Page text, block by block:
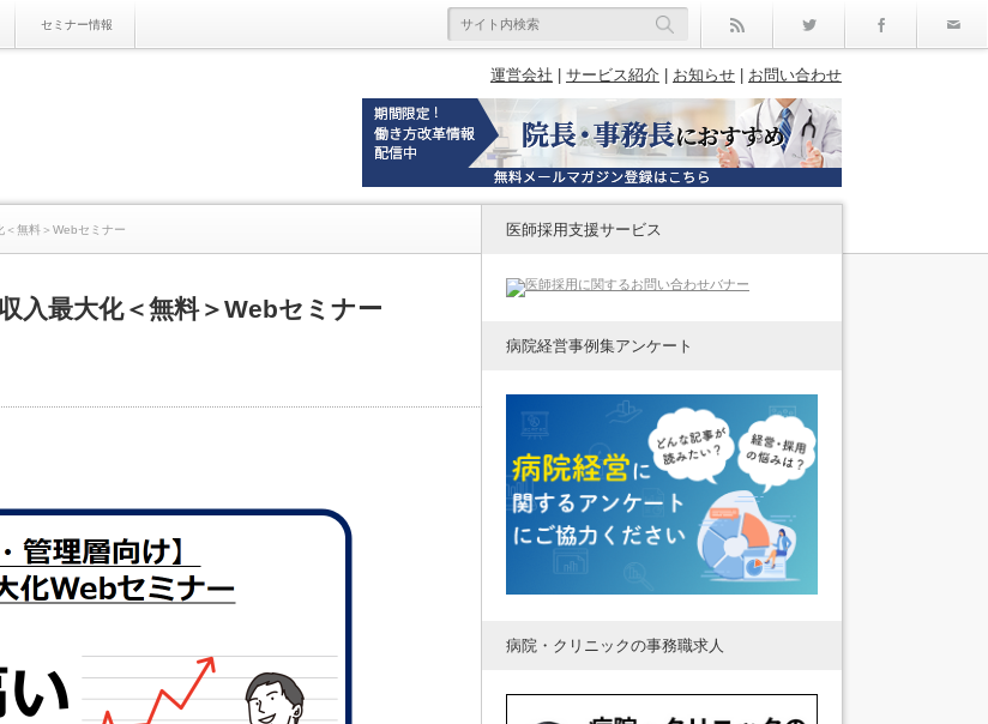
セミナー情報
運営会社 サービス紹介 お知らせ お問い合わせ
無料＞Webセミナー
入最大化＜無料＞Webセミナー
医師採用支援サービス
病院経営事例集アンケート
病院・クリニックの事務職求人